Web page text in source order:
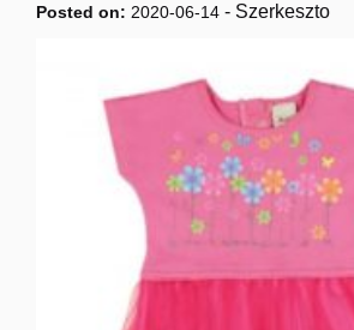
Posted on: 2020-06-14 - Szerkeszto